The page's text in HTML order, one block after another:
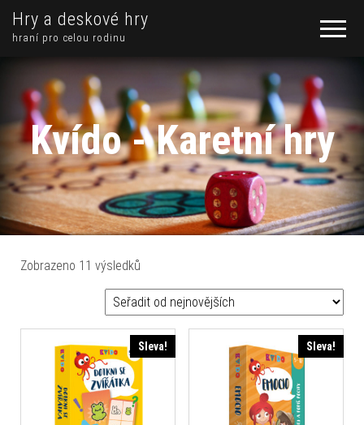
Hry a deskové hry
hraní pro celou rodinu
Kvído - Karetní hry
Zobrazeno 11 výsledků
Sleva! Sleva!